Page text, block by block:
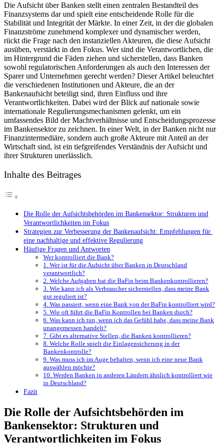
Aufsicht
über
Banken:
Wer
zieht
die
Fäden?
Die Aufsicht über ⁣Banken stellt einen⁢ zentralen Bestandteil des
Finanzsystems dar und spielt eine ​entscheidende Rolle für die
Stabilität und Integrität der Märkte. In einer Zeit, in​ der die globalen
Finanzströme zunehmend⁤ komplexer und dynamischer werden,
rückt die Frage nach den instanziellen Akteuren, die diese Aufsicht
ausüben, verstärkt in den Fokus. Wer sind die Verantwortlichen, die
im Hintergrund die Fäden ziehen und sicherstellen, dass ‌Banken‍
sowohl regulatorischen Anforderungen als​ auch den Interessen der
Sparer und Unternehmen gerecht werden? Dieser Artikel beleuchtet
die⁢ verschiedenen Institutionen⁢ und Akteure, die an der
Bankenaufsicht beteiligt sind, ihren Einfluss und ihre
Verantwortlichkeiten. Dabei wird der Blick auf nationale sowie
internationale Regulierungsmechanismen gelenkt, um⁢ ein
umfassendes Bild der Machtverhältnisse ⁤und Entscheidungsprozesse
‌im Bankensektor zu zeichnen. In einer Welt, ​in der Banken nicht nur
Finanzintermediäre, sondern auch große ⁣Akteure mit ⁣Anteil an der​
Wirtschaft sind,​ ist ein ⁣tiefgreifendes Verständnis der Aufsicht ‌und
ihrer Strukturen ⁣unerlässlich.
Inhalte des Beitrages
Die Rolle der ‍Aufsichtsbehörden im Bankensektor: Strukturen und
Verantwortlichkeiten im Fokus
Strategien zur Verbesserung der⁢ Bankenaufsicht:‌ Empfehlungen für ​
eine nachhaltige und effektive Regulierung
Häufige Fragen und Antworten
Wer kontrolliert die Bank?
1. Wer ist für die Aufsicht über Banken in Deutschland
verantwortlich?
2. Welche Aufgaben hat die BaFin beim ⁤Bankenkontrollieren?
3. Wie kann ⁢ich als Verbraucher sicherstellen, dass meine Bank
gut reguliert ist?
4. Was ⁣passiert, wenn eine Bank von der BaFin kontrolliert ⁤wird?
5. Wie ⁢oft führt die BaFin Kontrollen bei Banken durch?
6. Was kann ich⁣ tun, wenn ich das Gefühl habe, dass meine Bank
unangemessen handelt?
7.⁣ Gibt‌ es alternative ‌Stellen, die⁣ Banken ⁤kontrollieren?
8. Welche ​Rolle‍ spielt die Einlagensicherung in der
Bankenkontrolle?
9. Was muss⁣ ich im Auge ‌behalten, wenn ich eine neue⁣ Bank
auswählen‍ möchte?
10. Werden Banken in anderen Ländern ähnlich kontrolliert wie⁤
in ⁢Deutschland?
Fazit
Die Rolle der ‍Aufsichtsbehörden im
Bankensektor: Strukturen und
Verantwortlichkeiten im Fokus